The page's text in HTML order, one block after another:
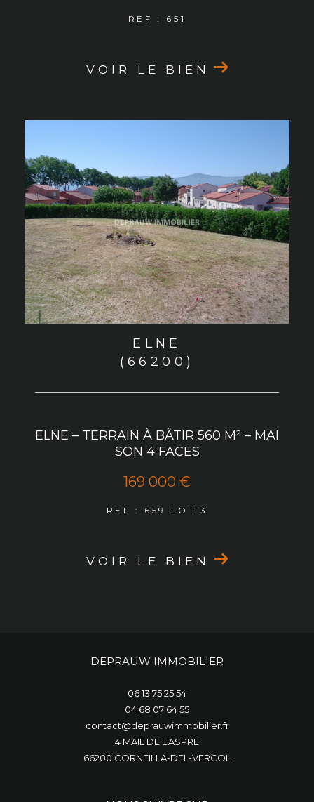
REF : 651
VOIR LE BIEN
ELNE
(66200)
ELNE – TERRAIN À BÂTIR 560 M² – MAI
SON 4 FACES
169 000 €
REF : 659 LOT 3
VOIR LE BIEN
DEPRAUW IMMOBILIER
06 13 75 25 54
04 68 07 64 55
contact@deprauwimmobilier.fr
4 MAIL DE L'ASPRE
66200
CORNEILLA-DEL-VERCOL